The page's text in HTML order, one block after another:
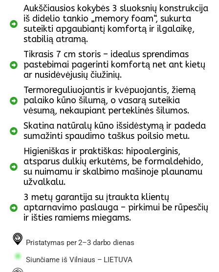
Aukščiausios kokybės 3 sluoksnių konstrukcija
iš didelio tankio „memory foam“, sukurta
suteikti apgaubiantį komfortą ir ilgalaikę,
stabilią atramą.
Tikrasis 7 cm storis – idealus sprendimas
pastebimai pagerinti komfortą net ant kietų
ar nusidėvėjusių čiužinių.
Termoreguliuojantis ir kvėpuojantis, žiemą
palaiko kūno šilumą, o vasarą suteikia
vėsumą, nekaupiant perteklinės šilumos.
Skatina natūralų kūno išsidėstymą ir padeda
sumažinti spaudimo taškus poilsio metu.
Higieniškas ir praktiškas: hipoalerginis,
atsparus dulkių erkutėms, be formaldehido,
su nuimamu ir skalbimo mašinoje plaunamu
užvalkalu.
3 metų garantija su įtraukta klientų
aptarnavimo paslauga – pirkimui be rūpesčių
ir išties ramiems miegams.
Pristatymas per 2–3 darbo dienas
Siunčiame iš Vilniaus – LIETUVA